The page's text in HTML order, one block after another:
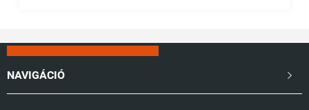
NAVIGÁCIÓ 